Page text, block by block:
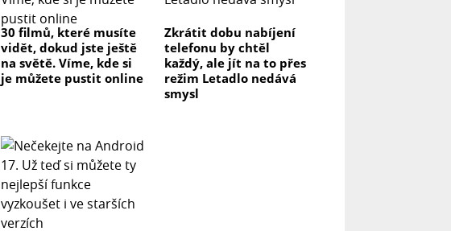
30 filmů, které musíte
vidět, dokud jste ještě
na světě. Víme, kde si
je můžete pustit online
Zkrátit dobu nabíjení
telefonu by chtěl
každý, ale jít na to přes
režim Letadlo nedává
smysl